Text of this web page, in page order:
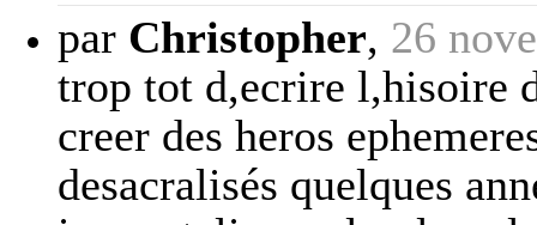
par Christopher, 26
trop tot d,ecrire l,hisoire
creer des heros
desacralisés quelques